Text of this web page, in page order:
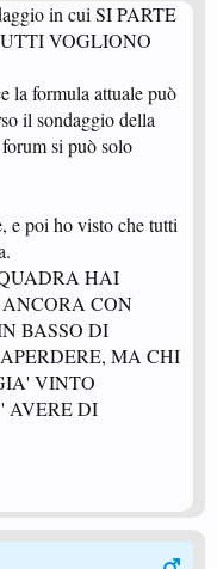
in cui SI PARTE
VOGLIONO
la formula attuale può
il sondaggio della
si può solo
e poi ho visto che tutti
HAI
CON
BASSO DI
MA CHI
VINTO
AVERE DI